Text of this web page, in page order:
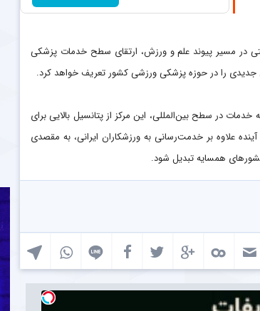
در مسیر پیوند علم و ورزش، ارتقای سطح خدمات پزشکی
جدیدی را در حوزه پزشکی ورزشی کشور تعریف خواهد کرد.
در سطح بین‌المللی، این مرکز از پتانسیل بالایی برای
علاوه بر خدمت‌رسانی به ورزشکاران ایرانی، به مقصدی
همسایه تبدیل شود.